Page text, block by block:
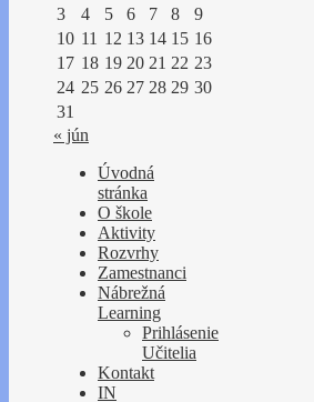
3
4 5 6 7 8
9
10 11 12 13 14 15 16
17 18 19 20 21 22 23
24 25 26 27 28 29 30
31
« jún
Úvodná
stránka
O škole
Aktivity
Rozvrhy
Zamestnanci
Nábrežná
Learning
Prihlásenie
Učitelia
Kontakt
IN